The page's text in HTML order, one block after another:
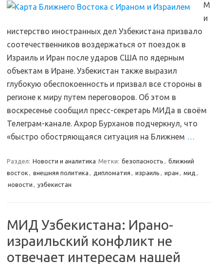
М
и
нистерство иностранных дел Узбекистана призвало
соотечественников воздержаться от поездок в
Израиль и Иран после ударов США по ядерным
объектам в Иране. Узбекистан также выразил
глубокую обеспокоенность и призвал все стороны в
регионе к миру путем переговоров. Об этом в
воскресенье сообщил пресс-секретарь МИДа в своём
Телеграм-канале. Ахрор Бурханов подчеркнул, что
«быстро обостряющаяся ситуация на Ближнем …
Раздел: Новости и аналитика Метки: безопасность , ближний
восток , внешняя политика , дипломатия , израиль , иран , мид ,
новости , узбекистан
МИД Узбекистана: Ирано-
израильский конфликт не
отвечает интересам нашей